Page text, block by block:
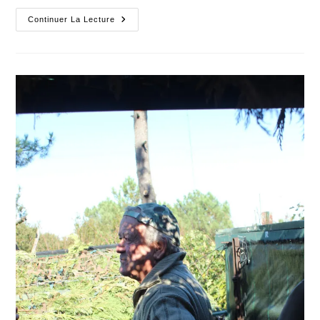
Continuer La Lecture
La
Pandémie